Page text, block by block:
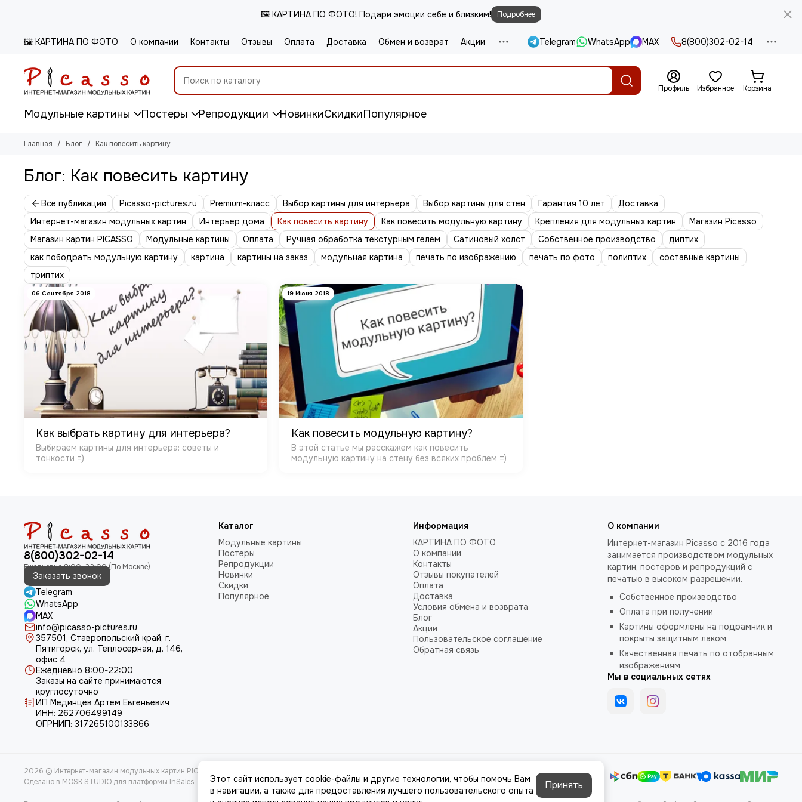
🖼️ КАРТИНА ПО ФОТО! Подари эмоции себе и близким! Подробнее
🖼️ КАРТИНА ПО ФОТО О компании Контакты Отзывы Оплата Доставка Обмен и возврат Акции Telegram WhatsApp MAX 8(800)302-02-14
Профиль Избранное Корзина
Модульные картины Постеры Репродукции НовинкиСкидкиПопулярное
Главная Блог Как повесить картину
Блог: Как повесить картину
Все публикации Picasso-pictures.ru Premium-класс Выбор картины для интерьера Выбор картины для стен Гарантия 10 лет
Доставка
Интернет-магазин модульных картин
Интерьер дома Как повесить картину Как повесить модульную картину Крепления для модульных картин
Магазин Picasso
Магазин картин PICASSO
Модульные картины Оплата Ручная обработка текстурным гелем Сатиновый холст Собственное производство
диптих
как пободрать модульную картину
картина картины на заказ модульная картина печать по изображению печать по фото полиптих
составные картины
триптих
06 Сентября 2018
Как выбрать картину для интерьера?
Выбираем картины для интерьера: советы и
тонкости =)
19 Июня 2018
Как повесить модульную картину?
В этой статье мы расскажем как повесить
модульную картину на стену без всяких проблем =)
8(800)302-02-14
Заказать звонок
Telegram
WhatsApp
MAX
info@picasso-pictures.ru
357501, Ставропольский край, г.
Пятигорск, ул. Теплосерная, д. 146,
офис 4
Ежедневно 8:00-22:00
Заказы на сайте принимаются
круглосуточно
ИП Мединцев Артем Евгеньевич
ИНН: 262706499149
ОГРНИП: 317265100133866
Каталог
Модульные картины
Постеры
Репродукции
Новинки
Скидки
Популярное
Информация
КАРТИНА ПО ФОТО
О компании
Контакты
Отзывы покупателей
Оплата
Доставка
Условия обмена и возврата
Блог
Акции
Пользовательское соглашение
Обратная связь
О компании
Интернет-магазин Picasso с 2016 года
занимается производством модульных
картин, постеров и репродукций с
печатью в высоком разрешении.
Собственное производство
Оплата при получении
Картины оформлены на подрамник и
покрыты защитным лаком
Качественная печать по отобранным
изображениям
Мы в социальных сетях
2026 © Интернет-магазин модульных картин PICASSO.
Сделано в MOSK.STUDIO для платформы InSales
Этот сайт использует cookie-файлы и другие технологии, чтобы помочь Вам
в навигации, а также для предоставления лучшего пользовательского опыта
Принять